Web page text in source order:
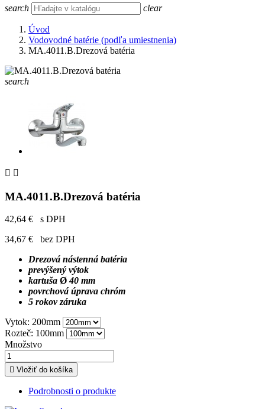
search clear
Úvod
Vodovodné batérie (podľa umiestnenia)
MA.4011.B.Drezová batéria
search
 
MA.4011.B.Drezová batéria
42,64 €
s DPH
34,67 €
bez DPH
Drezová nástenná batéria
prevýšený výtok
kartuša Ø 40 mm
povrchová úprava chróm
5 rokov záruka
Vytok: 200mm
Rozteč: 100mm
Množstvo
 Vložiť do košíka
Podrobnosti o produkte